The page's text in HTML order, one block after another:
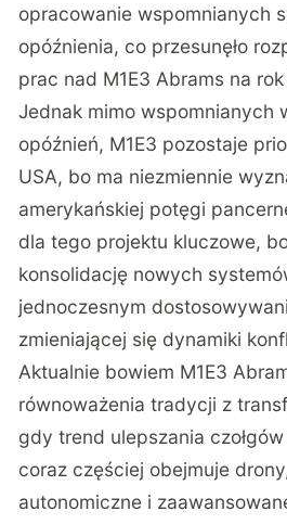
opracowanie wspomnianych
opóźnienia, co przesunęło
prac nad M1E3 Abrams na
Jednak mimo wspomnianych
opóźnień, M1E3 pozostaje
USA, bo ma niezmiennie
amerykańskiej potęgi
dla tego projektu kluczowe,
konsolidację nowych
jednoczesnym
zmieniającej się dynamiki
Aktualnie bowiem M1E3
równoważenia tradycji z
gdy trend ulepszania
coraz częściej obejmuje
autonomiczne i